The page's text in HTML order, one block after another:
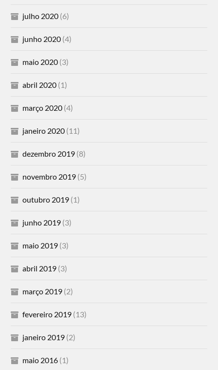
julho 2020 (6)
junho 2020 (4)
maio 2020 (3)
abril 2020 (1)
março 2020 (4)
janeiro 2020 (11)
dezembro 2019 (8)
novembro 2019 (5)
outubro 2019 (1)
junho 2019 (3)
maio 2019 (3)
abril 2019 (3)
março 2019 (2)
fevereiro 2019 (13)
janeiro 2019 (2)
maio 2016 (1)